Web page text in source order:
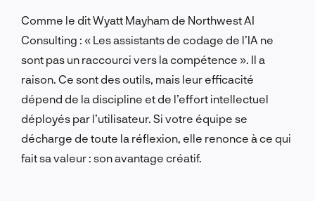
Comme le dit Wyatt Mayham de Northwest AI
Consulting : « Les assistants de codage de l’IA ne
sont pas un raccourci vers la compétence ». Il a
raison. Ce sont des outils, mais leur efficacité
dépend de la discipline et de l’effort intellectuel
déployés par l’utilisateur. Si votre équipe se
décharge de toute la réflexion, elle renonce à ce qui
fait sa valeur : son avantage créatif.